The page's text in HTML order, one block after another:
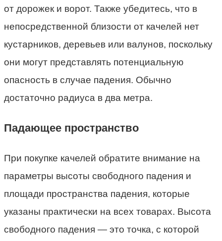
от дорожек и ворот. Также убедитесь, что в
непосредственной близости от качелей нет
кустарников, деревьев или валунов, поскольку
они могут представлять потенциальную
опасность в случае падения. Обычно
достаточно радиуса в два метра.
Падающее пространство
При покупке качелей обратите внимание на
параметры высоты свободного падения и
площади пространства падения, которые
указаны практически на всех товарах. Высота
свободного падения — это точка, с которой